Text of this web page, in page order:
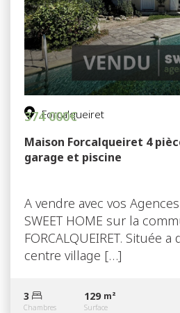
Forcalqueiret
374 000€
Maison Forcalqueiret 4
garage et piscine
A vendre avec vos
SWEET HOME sur la
FORCALQUEIRET. Située
centre village […]
3
Chambres
129 m²
Surface